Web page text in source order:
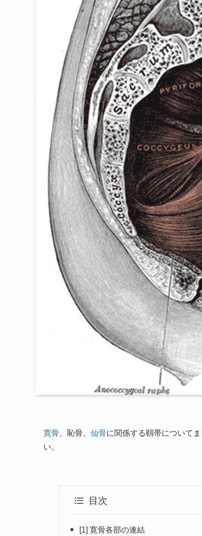
寛骨 、恥骨、 仙骨に関係する靱帯について
い。
目次
[1] 寛骨各部の連結